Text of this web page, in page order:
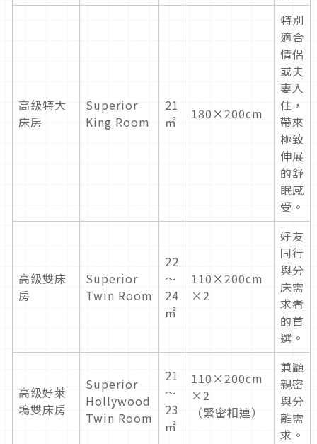
高級特大
床房
Superior
King Room
21
㎡
180×200cm
特別
適合
情侶
或夫
妻入
住，
帶來
極致
伸展
的舒
眠感
受。
高級雙床
房
Superior
Twin Room
22
～
24
㎡
110×200cm
×2
好友
同行
與分
床需
求者
的首
選。
高級好萊
塢雙床房
Superior
Hollywood
Twin Room
21
～
23
㎡
110×200cm
×2
（緊密相連）
兼顧
親密
與分
離需
求。